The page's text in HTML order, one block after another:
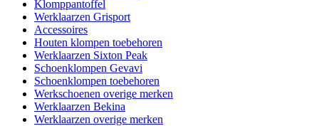
Klomppantoffel
Werklaarzen Grisport
Accessoires
Houten klompen toebehoren
Werklaarzen Sixton Peak
Schoenklompen Gevavi
Schoenklompen toebehoren
Werkschoenen overige merken
Werklaarzen Bekina
Werklaarzen overige merken